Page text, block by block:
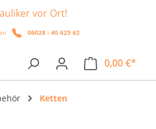
vor Ort!
06028 - 40 625 62
0,00 €*
Ketten